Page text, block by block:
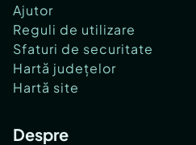
Ajutor
Reguli de utilizare
Sfaturi de securitate
Hartă județelor
Hartă site
Despre